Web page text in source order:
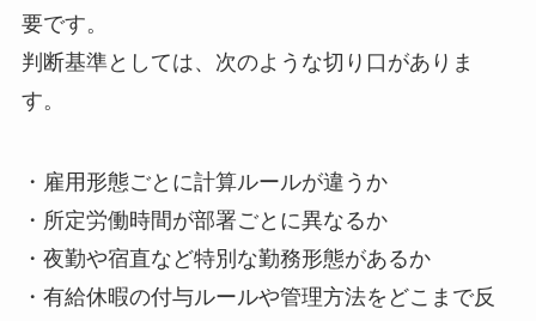
要です。
判断基準としては、次のような切り口がありま
す。
・雇用形態ごとに計算ルールが違うか
・所定労働時間が部署ごとに異なるか
・夜勤や宿直など特別な勤務形態があるか
・有給休暇の付与ルールや管理方法をどこまで反